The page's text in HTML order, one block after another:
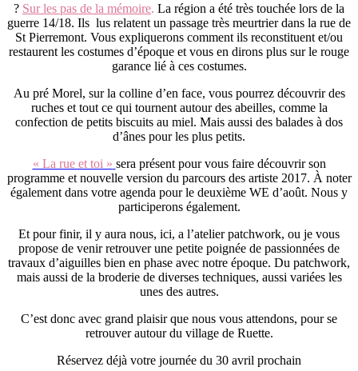
? Sur les pas de la mémoire. La région a été très touchée lors de la
guerre 14/18. Ils lus relatent un passage très meurtrier dans la rue de
St Pierremont. Vous expliquerons comment ils reconstituent et/ou
restaurent les costumes d’époque et vous en dirons plus sur le rouge
garance lié à ces costumes.
Au pré Morel, sur la colline d’en face, vous pourrez découvrir des
ruches et tout ce qui tournent autour des abeilles, comme la
confection de petits biscuits au miel. Mais aussi des balades à dos
d’ânes pour les plus petits.
« La rue et toi » sera présent pour vous faire découvrir son
programme et nouvelle version du parcours des artiste 2017. À noter
également dans votre agenda pour le deuxième WE d’août. Nous y
participerons également.
Et pour finir, il y aura nous, ici, a l’atelier patchwork, ou je vous
propose de venir retrouver une petite poignée de passionnées de
travaux d’aiguilles bien en phase avec notre époque. Du patchwork,
mais aussi de la broderie de diverses techniques, aussi variées les
unes des autres.
C’est donc avec grand plaisir que nous vous attendons, pour se
retrouver autour du village de Ruette.
Réservez déjà votre journée du 30 avril prochain